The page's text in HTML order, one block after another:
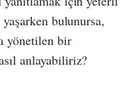
bulunursa,
yönetilen bir
anlayabiliriz?